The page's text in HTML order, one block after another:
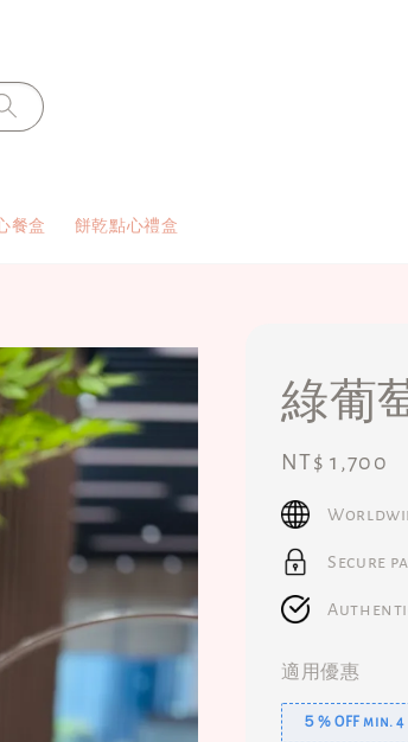
餐盒 餅乾點心禮盒
綠葡
Regular
price
NT$ 1,700
Secure
適用優惠
５% OFF min.